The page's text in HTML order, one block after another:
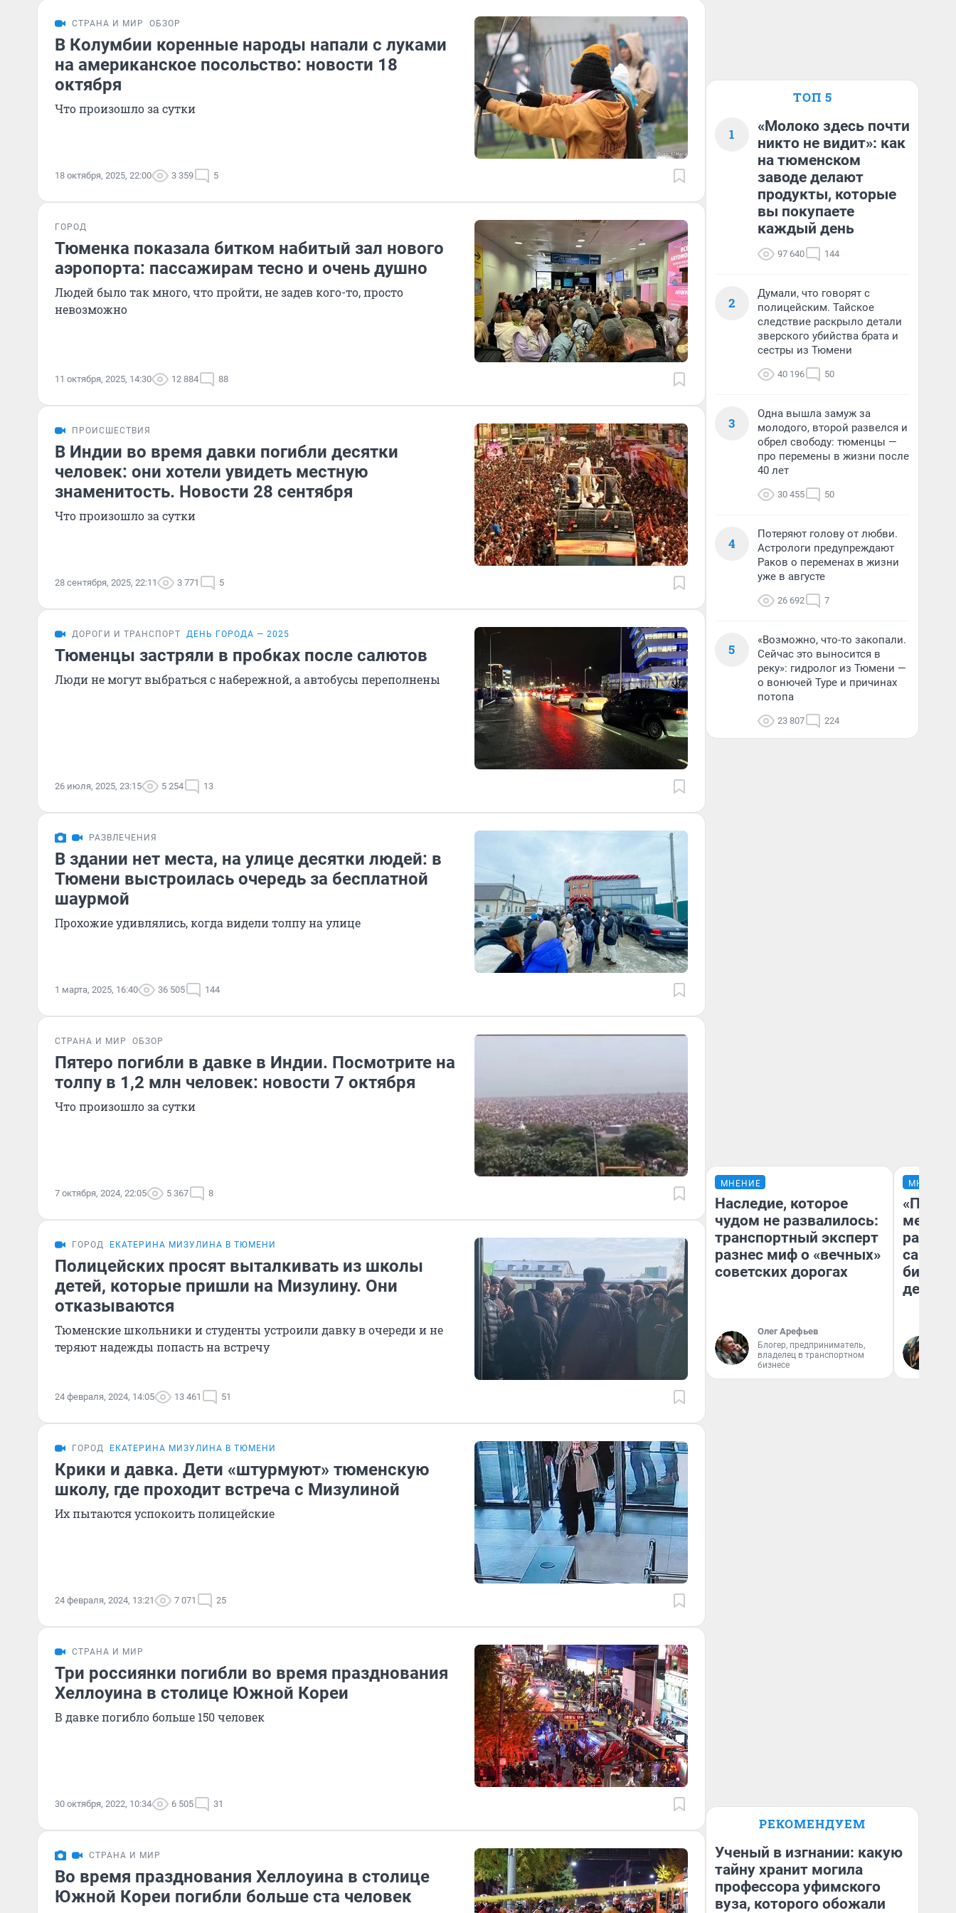
СТРАНА И МИР ОБЗОР
В Колумбии коренные народы напали с луками
на американское посольство: новости 18
октября
Что произошло за сутки
18 октября, 2025, 22:00 3 359 5
ГОРОД
Тюменка показала битком набитый зал нового
аэропорта: пассажирам тесно и очень душно
Людей было так много, что пройти, не задев кого-то, просто
невозможно
11 октября, 2025, 14:30 12 884 88
ПРОИСШЕСТВИЯ
В Индии во время давки погибли десятки
человек: они хотели увидеть местную
знаменитость. Новости 28 сентября
Что произошло за сутки
28 сентября, 2025, 22:11 3 771 5
ДОРОГИ И ТРАНСПОРТ ДЕНЬ ГОРОДА — 2025
Тюменцы застряли в пробках после салютов
Люди не могут выбраться с набережной, а автобусы переполнены
26 июля, 2025, 23:15 5 254 13
РАЗВЛЕЧЕНИЯ
В здании нет места, на улице десятки людей: в
Тюмени выстроилась очередь за бесплатной
шаурмой
Прохожие удивлялись, когда видели толпу на улице
1 марта, 2025, 16:40 36 505 144
СТРАНА И МИР ОБЗОР
Пятеро погибли в давке в Индии. Посмотрите на
толпу в 1,2 млн человек: новости 7 октября
Что произошло за сутки
7 октября, 2024, 22:05 5 367 8
ГОРОД ЕКАТЕРИНА МИЗУЛИНА В ТЮМЕНИ
Полицейских просят выталкивать из школы
детей, которые пришли на Мизулину. Они
отказываются
Тюменские школьники и студенты устроили давку в очереди и не
теряют надежды попасть на встречу
24 февраля, 2024, 14:05 13 461 51
ГОРОД ЕКАТЕРИНА МИЗУЛИНА В ТЮМЕНИ
Крики и давка. Дети «штурмуют» тюменскую
школу, где проходит встреча с Мизулиной
Их пытаются успокоить полицейские
24 февраля, 2024, 13:21 7 071 25
СТРАНА И МИР
Три россиянки погибли во время празднования
Хеллоуина в столице Южной Кореи
В давке погибло больше 150 человек
30 октября, 2022, 10:34 6 505 31
СТРАНА И МИР
Во время празднования Хеллоуина в столице
Южной Кореи погибли больше ста человек
ТОП 5
1
«Молоко здесь почти
никто не видит»: как
на тюменском
заводе делают
продукты, которые
вы покупаете
каждый день
97 640 144
2
Думали, что говорят с
полицейским. Тайское
следствие раскрыло детали
зверского убийства брата и
сестры из Тюмени
40 196 50
3
Одна вышла замуж за
молодого, второй развелся и
обрел свободу: тюменцы —
про перемены в жизни после
40 лет
30 455 50
4
Потеряют голову от любви.
Астрологи предупреждают
Раков о переменах в жизни
уже в августе
26 692 7
5
«Возможно, что-то закопали.
Сейчас это выносится в
реку»: гидролог из Тюмени —
о вонючей Туре и причинах
потопа
23 807 224
МНЕНИЕ
Наследие, которое
чудом не развалилось:
транспортный эксперт
разнес миф о «вечных»
советских дорогах
Олег Арефьев
Блогер, предприниматель,
владелец в транспортном
бизнесе
МНЕНИЕ
самом
РЕКОМЕНДУЕМ
Ученый в изгнании: какую
тайну хранит могила
профессора уфимского
вуза, которого обожали